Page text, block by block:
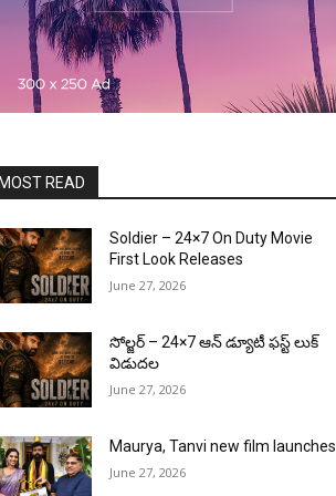
READ
Soldier – 24×7 On Duty Movie
First Look Releases
June 27, 2026
సోల్జర్ – 24×7 ఆన్ డ్యూటీ ఫస్ట్ లుక్
విడుదల
June 27, 2026
Maurya, Tanvi new film launches
June 27, 2026